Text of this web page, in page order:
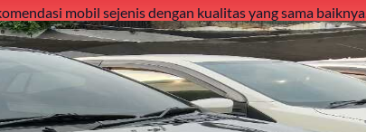
mobil sejenis dengan kualitas yang sama baiknya.